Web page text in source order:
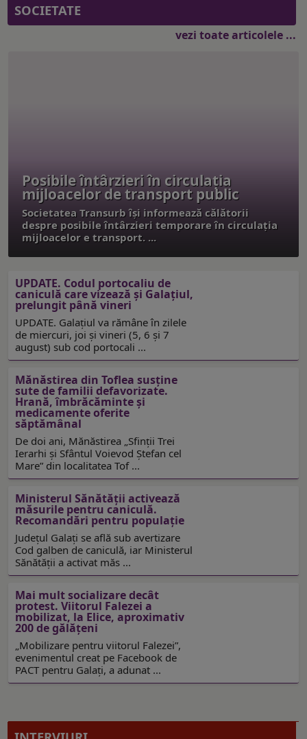
SOCIETATE
vezi toate articolele ...
Posibile întârzieri în circulația
mijloacelor de transport public
Societatea Transurb îşi informează călătorii
despre posibile întârzieri temporare în circulaţia
mijloacelor e transport. ...
UPDATE. Codul portocaliu de
caniculă care vizează și Galațiul,
prelungit până vineri
UPDATE. Galațiul va rămâne în zilele
de miercuri, joi și vineri (5, 6 și 7
august) sub cod portocali ...
Mănăstirea din Toflea susţine
sute de familii defavorizate.
Hrană, îmbrăcăminte și
medicamente oferite
săptămânal
De doi ani, Mănăstirea „Sfinţii Trei
Ierarhi şi Sfântul Voievod Ştefan cel
Mare” din localitatea Tof ...
Ministerul Sănătății activează
măsurile pentru caniculă.
Recomandări pentru populație
Județul Galați se află sub avertizare
Cod galben de caniculă, iar Ministerul
Sănătății a activat măs ...
Mai mult socializare decât
protest. Viitorul Falezei a
mobilizat, la Elice, aproximativ
200 de gălăţeni
„Mobilizare pentru viitorul Falezei”,
evenimentul creat pe Facebook de
PACT pentru Galaţi, a adunat ...